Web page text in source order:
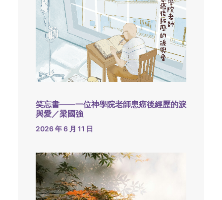
笑忘書——一位神學院老師患癌後經歷的淚
與愛／梁國強
2026 年 6 月 11 日